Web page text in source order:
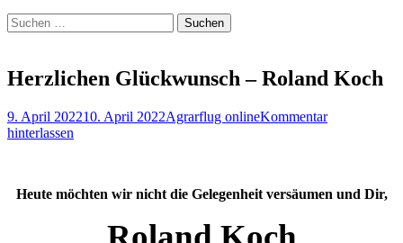
Suchen
Suchen
nach:
Herzlichen Glückwunsch – Roland Koch
Posted
on
9. April 202210. April 2022Autor
Agrarflug onlineKommentar
hinterlassen
Heute möchten wir nicht die Gelegenheit versäumen und Dir,